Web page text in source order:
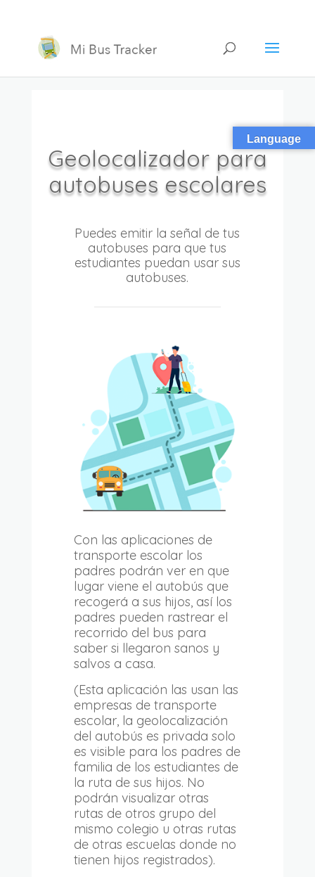
Geolocalizador para
autobuses escolares
Puedes emitir la señal de tus
autobuses para que tus
estudiantes puedan usar sus
autobuses.
Con las aplicaciones de
transporte escolar los
padres podrán ver en que
lugar viene el autobús que
recogerá a sus hijos, así los
padres pueden rastrear el
recorrido del bus para
saber si llegaron sanos y
salvos a casa.
(Esta aplicación las usan las
empresas de transporte
escolar, la geolocalización
del autobús es privada solo
es visible para los padres de
familia de los estudiantes de
la ruta de sus hijos. No
podrán visualizar otras
rutas de otros grupo del
mismo colegio u otras rutas
de otras escuelas donde no
tienen hijos registrados).
Language